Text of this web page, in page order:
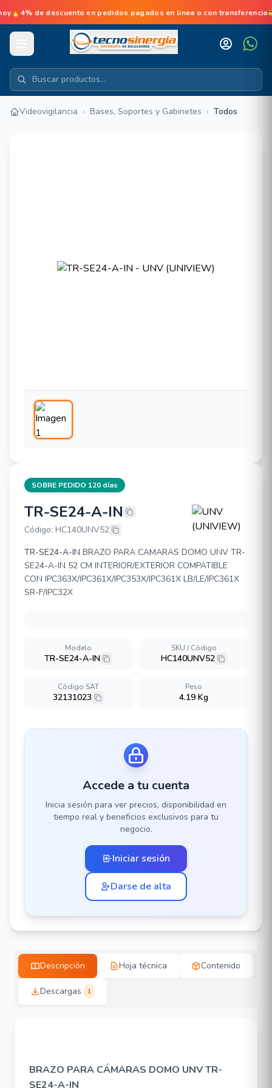
de descuento en pedidos pagados en linea o con
Videovigilancia › Bases, Soportes y Gabinetes › Todos
SOBRE PEDIDO 120 días
UNV (UNIVIEW) TR-SE24-A-IN
TR-SE24-A-IN
Código: HC140UNV52
TR-SE24-A-IN BRAZO PARA CAMARAS DOMO UNV TR-
SE24-A-IN 52 CM INTERIOR/EXTERIOR COMPATIBLE
CON IPC363X/IPC361X/IPC353X/IPC361X LB/LE/IPC361X
SR-F/IPC32X
Modelo
TR-SE24-A-IN
SKU / Código
HC140UNV52
Código SAT
32131023
Peso
4.19 Kg
Accede a tu cuenta
Inicia sesión para ver precios, disponibilidad en
tiempo real y beneficios exclusivos para tu
negocio.
Iniciar sesión
Darse de alta
Descripción Hoja técnica Contenido
Descargas 1
BRAZO PARA CÁMARAS DOMO UNV TR-
SE24-A-IN